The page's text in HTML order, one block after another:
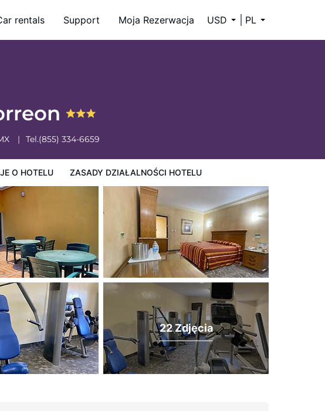
rentals Support Moja Rezerwacja USD PL
Tel.(855) 334-6659
O HOTELU ZASADY DZIAŁALNOŚCI HOTELU
22 Zdjęcia